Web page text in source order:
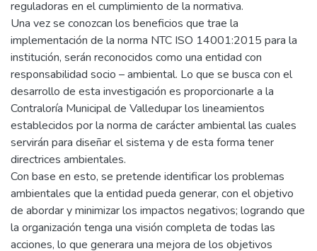
reguladoras en el cumplimiento de la normativa.
Una vez se conozcan los beneficios que trae la
implementación de la norma NTC ISO 14001:2015 para la
institución, serán reconocidos como una entidad con
responsabilidad socio – ambiental. Lo que se busca con el
desarrollo de esta investigación es proporcionarle a la
Contraloría Municipal de Valledupar los lineamientos
establecidos por la norma de carácter ambiental las cuales
servirán para diseñar el sistema y de esta forma tener
directrices ambientales.
Con base en esto, se pretende identificar los problemas
ambientales que la entidad pueda generar, con el objetivo
de abordar y minimizar los impactos negativos; logrando que
la organización tenga una visión completa de todas las
acciones, lo que generara una mejora de los objetivos